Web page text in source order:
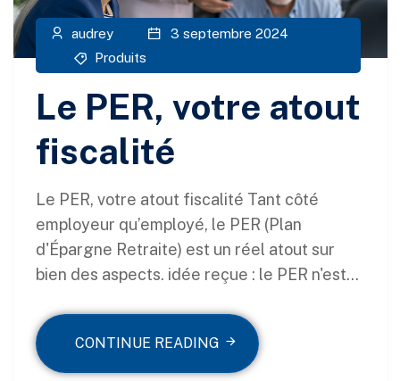
audrey
3 septembre 2024
Produits
Le PER, votre atout
fiscalité
Le PER, votre atout fiscalité Tant côté
employeur qu’employé, le PER (Plan
d'Épargne Retraite) est un réel atout sur
bien des aspects. idée reçue : le PER n'est...
CONTINUE READING